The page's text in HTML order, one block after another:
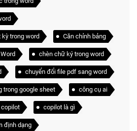
kỳ trong word Căn chỉnh bảng
chèn chữ ký trong word
chuyển đổi file pdf sang word
trong google sheet công cụ ai
copilot copilot là gì
định dạng